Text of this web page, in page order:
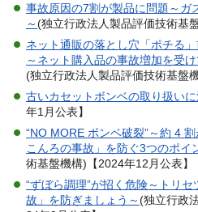
事故原因の7割が製品に問題～ガ
～(独立行政法人製品評価技術基
ネット通販の落とし穴「ポチる
～ネット購入品の事故増加を受
(独立行政法人製品評価技術基盤
古いカセットボンベの取り扱い
年1月公表】
“NO MORE ボンベ破裂”～約 4
こんろの事故」を防ぐ3つのポイ
術基盤機構)【2024年12月公表】
“ずぼら調理”が招く危険～トリ
故」を防ぎましょう～(独立行政